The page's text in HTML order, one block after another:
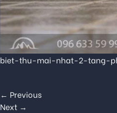
biet-thu-mai-nhat-2-tang-
← Previous
Next →